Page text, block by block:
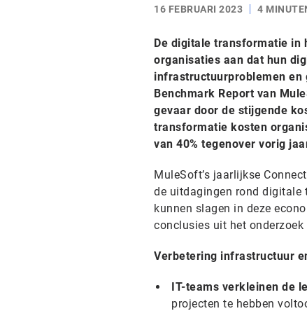
16 FEBRUARI 2023 4
De digitale transformatie in
organisaties aan dat hun
infrastructuurproblemen en
Benchmark Report van
gevaar door de stijgende
transformatie kosten
van 40% tegenover vorig
MuleSoft’s jaarlijkse
de uitdagingen rond digitale
kunnen slagen in deze
conclusies uit het
Verbetering infrastructuur
IT-teams verkleinen de
projecten te hebben